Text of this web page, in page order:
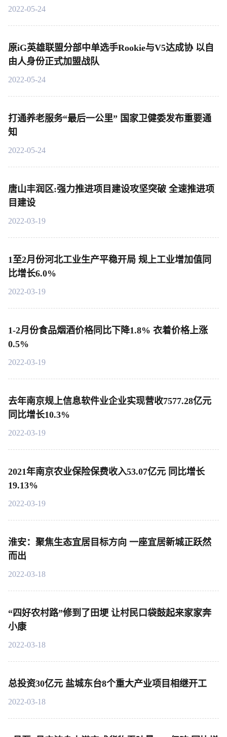
2022-05-24
原iG英雄联盟分部中单选手Rookie与V5达成协 以自
由人身份正式加盟战队
2022-05-24
打通养老服务“最后一公里” 国家卫健委发布重要通
知
2022-05-24
唐山丰润区:强力推进项目建设攻坚突破 全速推进项
目建设
2022-03-19
1至2月份河北工业生产平稳开局 规上工业增加值同
比增长6.0%
2022-03-19
1-2月份食品烟酒价格同比下降1.8% 衣着价格上涨
0.5%
2022-03-19
去年南京规上信息软件业企业实现营收7577.28亿元
同比增长10.3%
2022-03-19
2021年南京农业保险保费收入53.07亿元 同比增长
19.13%
2022-03-19
淮安：聚焦生态宜居目标方向 一座宜居新城正跃然
而出
2022-03-18
“四好农村路”修到了田埂 让村民口袋鼓起来家家奔
小康
2022-03-18
总投资30亿元 盐城东台8个重大产业项目相继开工
2022-03-18